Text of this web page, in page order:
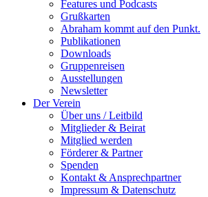
Features und Podcasts
Grußkarten
Abraham kommt auf den Punkt.
Publikationen
Downloads
Gruppenreisen
Ausstellungen
Newsletter
Der Verein
Über uns / Leitbild
Mitglieder & Beirat
Mitglied werden
Förderer & Partner
Spenden
Kontakt & Ansprechpartner
Impressum & Datenschutz